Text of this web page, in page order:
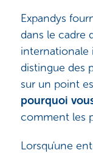
Expandys
dans le cadre
internationale
distingue des
sur un point
pourquoi
comment les
Lorsqu'une